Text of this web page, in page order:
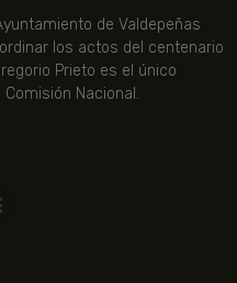
de Valdepeñas
los actos del centenario
Prieto es el único
Nacional.